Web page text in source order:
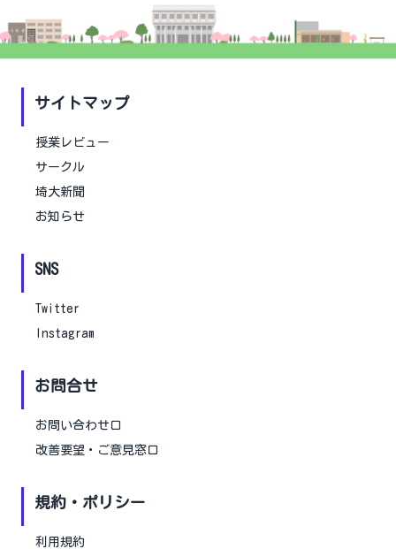
サイトマップ
授業レビュー
サークル
埼大新聞
お知らせ
SNS
Twitter
Instagram
お問合せ
お問い合わせ口
改善要望・ご意見窓口
規約・ポリシー
利用規約